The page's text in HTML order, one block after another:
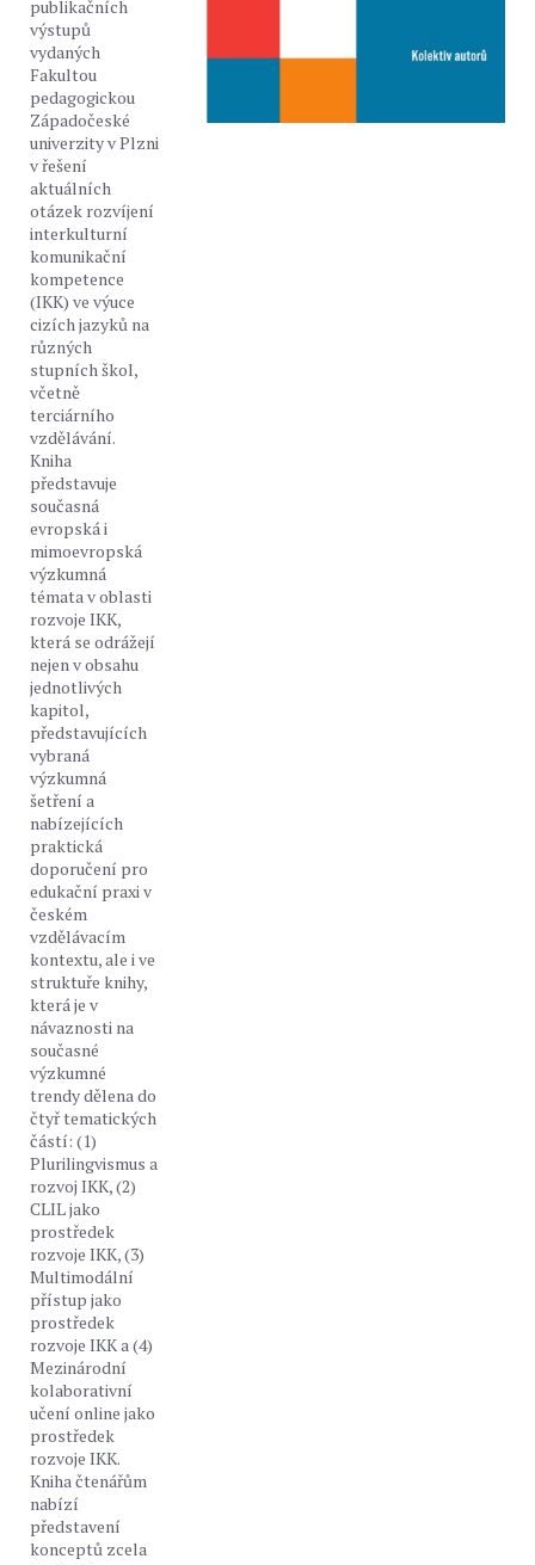
publikačních
výstupů
vydaných
Fakultou
pedagogickou
Západočeské
univerzity v Plzni
v řešení
aktuálních
otázek rozvíjení
interkulturní
komunikační
kompetence
(IKK) ve výuce
cizích jazyků na
různých
stupních škol,
včetně
terciárního
vzdělávání.
Kniha
představuje
současná
evropská i
mimoevropská
výzkumná
témata v oblasti
rozvoje IKK,
která se odrážejí
nejen v obsahu
jednotlivých
kapitol,
představujících
vybraná
výzkumná
šetření a
nabízejících
praktická
doporučení pro
edukační praxi v
českém
vzdělávacím
kontextu, ale i ve
struktuře knihy,
která je v
návaznosti na
současné
výzkumné
trendy dělena do
čtyř tematických
částí: (1)
Plurilingvismus a
rozvoj IKK, (2)
CLIL jako
prostředek
rozvoje IKK, (3)
Multimodální
přístup jako
prostředek
rozvoje IKK a (4)
Mezinárodní
kolaborativní
učení online jako
prostředek
rozvoje IKK.
Kniha čtenářům
nabízí
představení
konceptů zcela